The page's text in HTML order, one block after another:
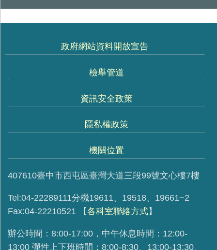
政府網站資料開放宣告
檢舉管道
資訊安全政策
隱私權政策
機關位置
407610臺中市西屯區臺灣大道三段99號文心樓7樓
Tel:04-22289111分機19611、19518、19661~2
Fax:04-22210521
【各科室聯絡方式】
辦公時間：8:00-17:00，中午休息時間：12:00-
13:00 彈性上下班時間：8:00-8:30、13:00-13:30、